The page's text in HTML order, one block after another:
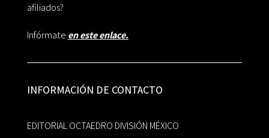
afiliados?
Infórmate en este enlace.
INFORMACIÓN DE CONTACTO
EDITORIAL OCTAEDRO DIVISIÓN MÉXICO